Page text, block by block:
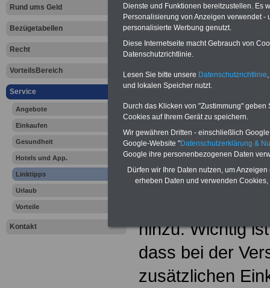
Rund ums Geld
Bezügetabellen
Recht
VorteilsBereich
Service
Angebote
Einkaufen
Gesundheit
Hotels und App.
Linktipps
Urlaub
Vorteile
Kontakt
Steuern
Viele Menschen
nebenberuflich
hinzu. Wichtig
dass bei der
zusätzlichen
Dienste und Funktionen bereitzustellen. Es
Personalisierung von Anzeigen verwendet
personalisierte Werbung genutzt.
Diese Internetseite macht Gebrauch von
Datenschutzrichtlinie.
Lesen Sie bitte unsere Datenschutzrichtlinie
und lokalen Speicher nutzt.
Durch das Klicken von "Zustimmung"
Cookies auf Ihrem Gerät zu speichern.
Wir gewähren Dritten - einschließlich
Google-Website "Datenschutzerklärung &
Google ihre personenbezogenen Daten
Dürfen wir Ihre Daten nutzen, um
erheben Daten und verwenden